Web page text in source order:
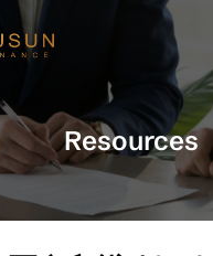
Resources